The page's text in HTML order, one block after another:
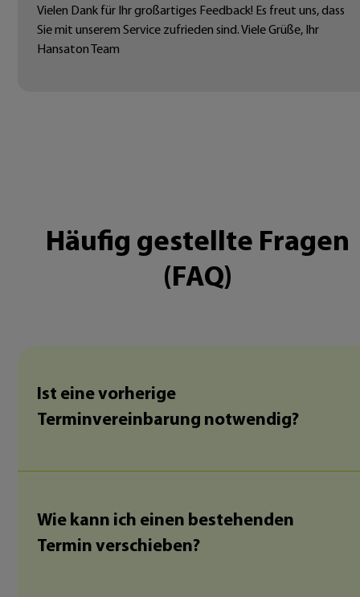
Vielen Dank für Ihr großartiges Feedback! Es freut uns, dass
Sie mit unserem Service zufrieden sind. Viele Grüße, Ihr
Hansaton Team
Häufig gestellte Fragen
(FAQ)
Ist eine vorherige
Terminvereinbarung notwendig?
Wie kann ich einen bestehenden
Termin verschieben?